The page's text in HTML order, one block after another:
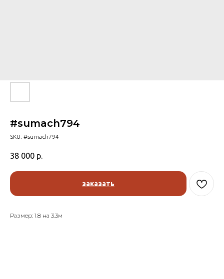
#sumach794
SKU: #sumach794
38 000 р.
заказать
Размер: 1.8 на 3.3м